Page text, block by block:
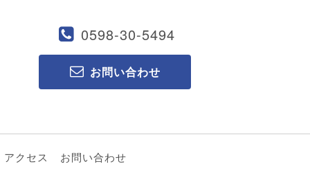
0598-30-5494
お問い合わせ
アクセス お問い合わせ